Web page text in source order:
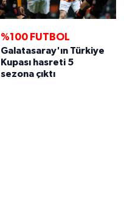
%100 FUTBOL
Galatasaray'ın Türkiye
Kupası hasreti 5
sezona çıktı